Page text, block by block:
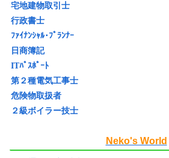
宅地建物取引士
行政書士
ﾌｧｲﾅﾝｼｬﾙ･ﾌﾟﾗﾝﾅｰ
日商簿記
ITﾊﾟｽﾎﾟｰﾄ
第２種電気工事士
危険物取扱者
２級ボイラー技士
Neko's World